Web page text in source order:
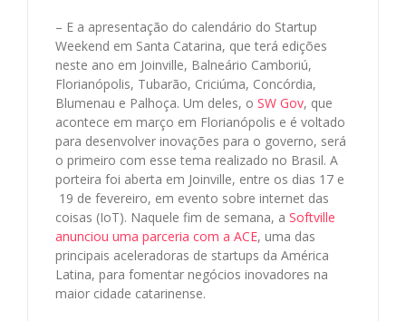
– E a apresentação do calendário do Startup
Weekend em Santa Catarina, que terá edições
neste ano em Joinville, Balneário Camboriú,
Florianópolis, Tubarão, Criciúma, Concórdia,
Blumenau e Palhoça. Um deles, o SW Gov, que
acontece em março em Florianópolis e é voltado
para desenvolver inovações para o governo, será
o primeiro com esse tema realizado no Brasil. A
porteira foi aberta em Joinville, entre os dias 17 e
19 de fevereiro, em evento sobre internet das
coisas (IoT). Naquele fim de semana, a Softville
anunciou uma parceria com a ACE, uma das
principais aceleradoras de startups da América
Latina, para fomentar negócios inovadores na
maior cidade catarinense.